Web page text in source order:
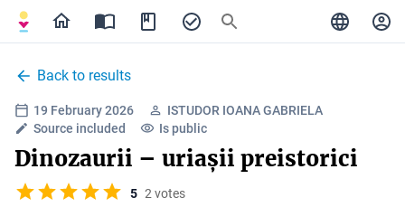
Back to results
19 February 2026
ISTUDOR IOANA GABRIELA
Source included
Is public
Dinozaurii – uriașii preistorici
5 2 votes